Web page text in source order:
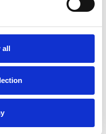
all